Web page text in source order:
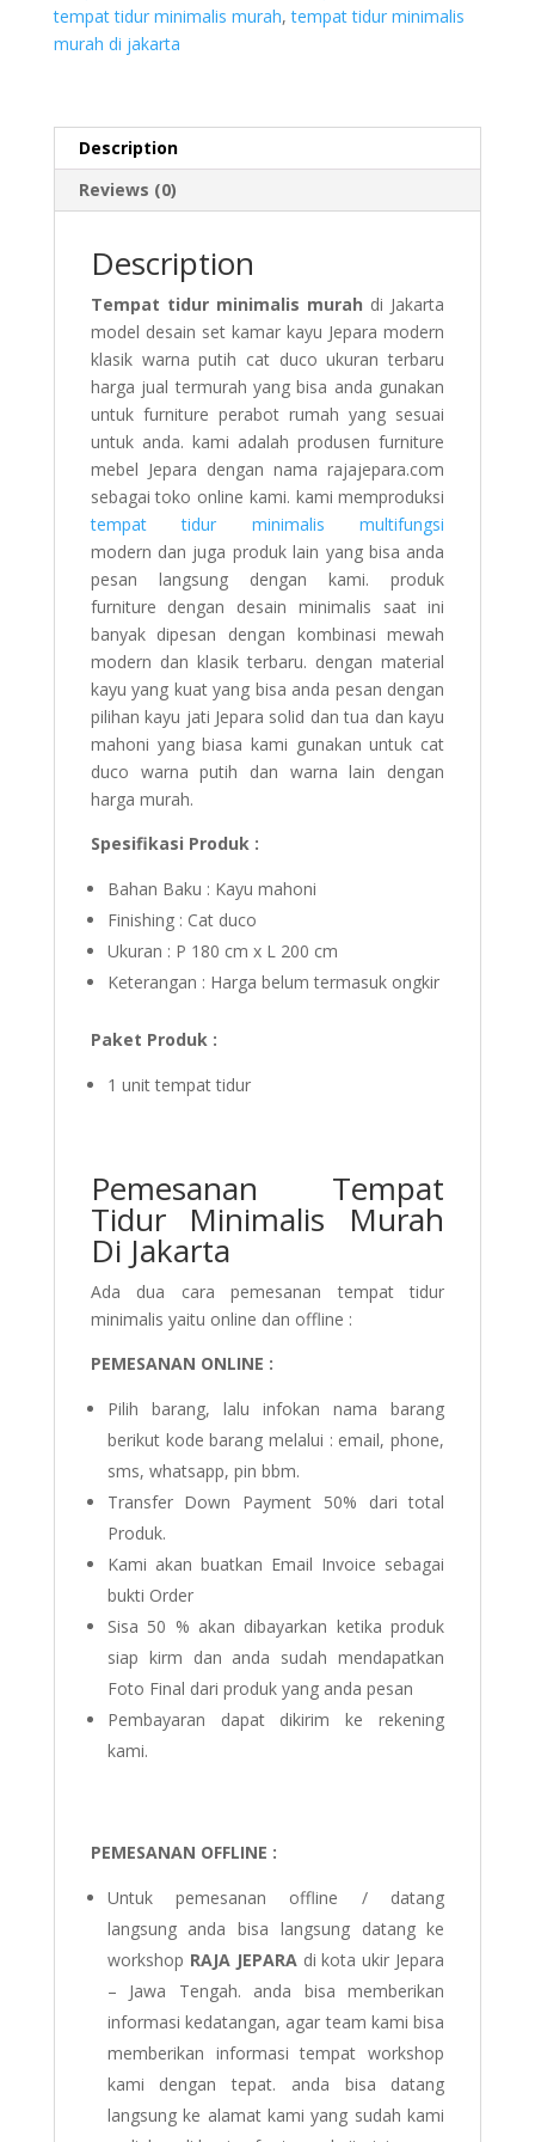
tempat tidur minimalis murah,tempat tidur minimalis
murah di jakarta
Description
Reviews (0)
Description
Tempat tidur minimalis murah di Jakarta
model desain set kamar kayu Jepara modern
klasik warna putih cat duco ukuran terbaru
harga jual termurah yang bisa anda gunakan
untuk furniture perabot rumah yang sesuai
untuk anda. kami adalah produsen furniture
mebel Jepara dengan nama rajajepara.com
sebagai toko online kami. kami memproduksi
tempat tidur minimalis multifungsi
modern dan juga produk lain yang bisa anda
pesan langsung dengan kami. produk
furniture dengan desain minimalis saat ini
banyak dipesan dengan kombinasi mewah
modern dan klasik terbaru. dengan material
kayu yang kuat yang bisa anda pesan dengan
pilihan kayu jati Jepara solid dan tua dan kayu
mahoni yang biasa kami gunakan untuk cat
duco warna putih dan warna lain dengan
harga murah.
Spesifikasi Produk :
Bahan Baku : Kayu mahoni
Finishing : Cat duco
Ukuran : P 180 cm x L 200 cm
Keterangan : Harga belum termasuk ongkir
Paket Produk :
1 unit tempat tidur
Pemesanan Tempat
Tidur Minimalis Murah
Di Jakarta
Ada dua cara pemesanan tempat tidur
minimalis yaitu online dan offline :
PEMESANAN ONLINE :
Pilih barang, lalu infokan nama barang
berikut kode barang melalui : email, phone,
sms, whatsapp, pin bbm.
Transfer Down Payment 50% dari total
Produk.
Kami akan buatkan Email Invoice sebagai
bukti Order
Sisa 50 % akan dibayarkan ketika produk
siap kirm dan anda sudah mendapatkan
Foto Final dari produk yang anda pesan
Pembayaran dapat dikirim ke rekening
kami.
PEMESANAN OFFLINE :
Untuk pemesanan offline / datang
langsung anda bisa langsung datang ke
workshop RAJA JEPARAdi kota ukir Jepara
– Jawa Tengah. anda bisa memberikan
informasi kedatangan, agar team kami bisa
memberikan informasi tempat workshop
kami dengan tepat. anda bisa datang
langsung ke alamat kami yang sudah kami